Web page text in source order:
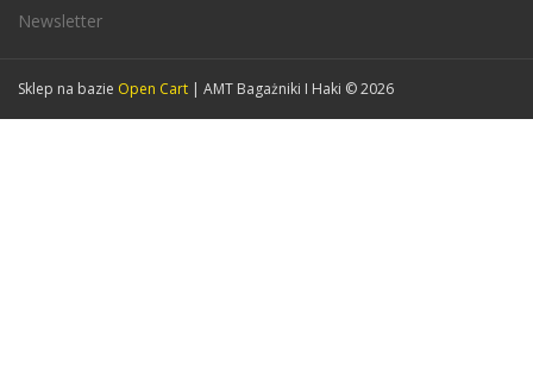
Newsletter
Sklep na bazie Open Cart | AMT Bagażniki I Haki © 2026